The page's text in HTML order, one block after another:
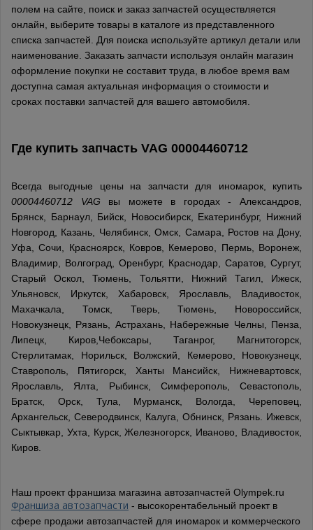
полем на сайте, поиск и заказ запчастей осуществляется
онлайн, выберите товары в каталоге из представленного
списка запчастей. Для поиска используйте артикул детали или
наименование. Заказать запчасти используя онлайн магазин
оформление покупки не составит труда, в любое время вам
доступна самая актуальная информация о стоимости и
сроках поставки запчастей для вашего автомобиля.
Где купить запчасть VAG 00004460712
Всегда выгодные цены на запчасти для иномарок, купить
00004460712 VAG вы можете в городах - Александров,
Брянск, Барнаул, Бийск, Новосибирск, Екатеринбург, Нижний
Новгород, Казань, Челябинск, Омск, Самара, Ростов на Дону,
Уфа, Сочи, Красноярск, Ковров, Кемерово, Пермь, Воронеж,
Владимир, Волгоград, Оренбург, Краснодар, Саратов, Сургут,
Старый Оскол, Тюмень, Тольятти, Нижний Тагил, Ижеск,
Ульяновск, Иркутск, Хабаровск, Ярославль, Владивосток,
Махачкала, Томск, Тверь, Тюмень, Новороссийск,
Новокузнецк, Рязань, Астрахань, Набережные Челны, Пенза,
Липецк, Киров,Чебоксары, Таганрог, Магнитогорск,
Стерлитамак, Норильск, Волжский, Кемерово, Новокузнецк,
Ставрополь, Пятигорск, Ханты Мансийск, Нижневартовск,
Ярославль, Ялта, Рыбинск, Симферополь, Севастополь,
Братск, Орск, Тула, Мурманск, Вологда, Череповец,
Архангельск, Северодвинск, Калуга, Обнинск, Рязань. Ижевск,
Сыктывкар, Ухта, Курск, Железногорск, Иваново, Владивосток,
Киров.
Наш проект франшиза магазина автозапчастей Olympek.ru
Франшиза автозапчасти - высокорентабельный проект в
сфере продажи автозапчастей для иномарок и коммерческого